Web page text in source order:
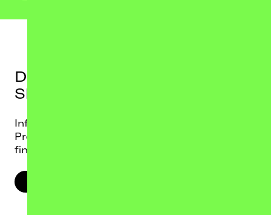
Du möchtest über unsere
Shows berichten?
Infos zu Presse-Akkreditierungen sowie
Presse-Kits zu allen unseren Konzerten
findest du in unserem Pressebereich.